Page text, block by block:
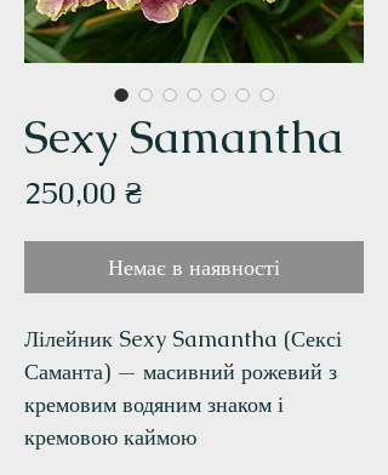
Sexy Samantha
250,00 ₴Ціна
Немає в наявності
Лілейник Sexy Samantha (Сексі
Саманта) — масивний рожевий з
кремовим водяним знаком і
кремовою каймою